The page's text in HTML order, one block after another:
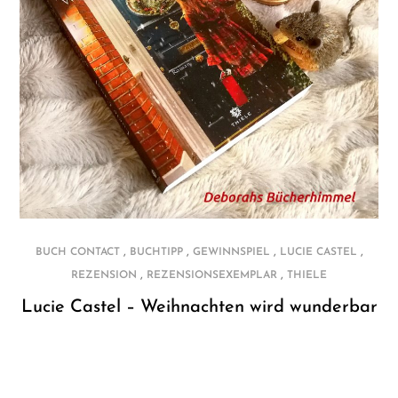
BUCH CONTACT, BUCHTIPP, GEWINNSPIEL , LUCIE CASTEL ,
REZENSION , REZENSIONSEXEMPLAR , THIELE
Lucie Castel – Weihnachten wird wunderbar